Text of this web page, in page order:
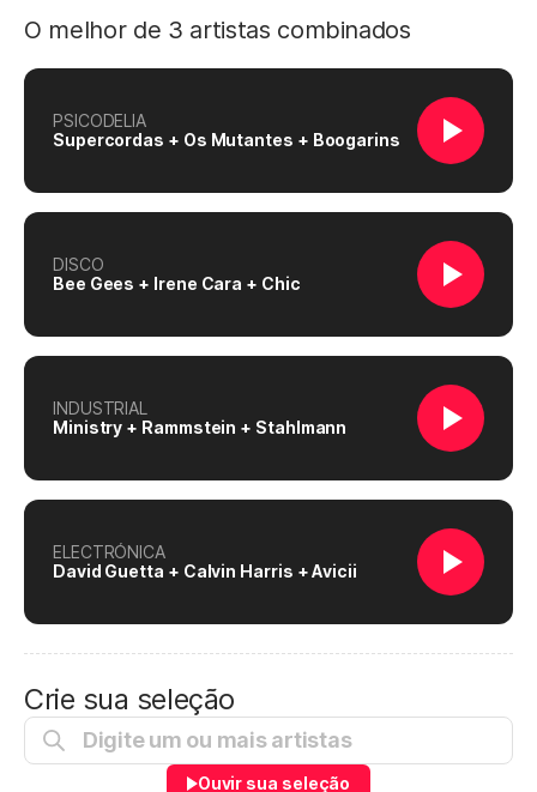
O melhor de 3 artistas combinados
PSICODELIA
Supercordas + Os Mutantes + Boogarins
DISCO
Bee Gees + Irene Cara + Chic
INDUSTRIAL
Ministry + Rammstein + Stahlmann
ELECTRÓNICA
David Guetta + Calvin Harris + Avicii
Crie sua seleção
Ouvir sua seleção